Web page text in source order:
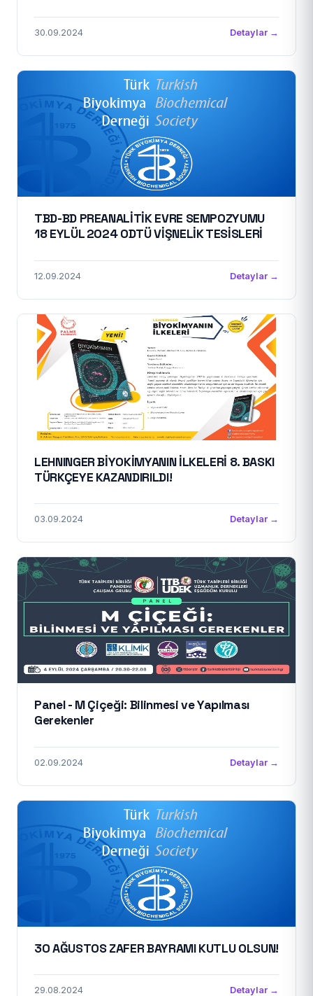
30.09.2024 Detaylar →
TBD-BD PREANALİTİK EVRE SEMPOZYUMU
18 EYLÜL 2024 ODTÜ VİŞNELİK TESİSLERİ
12.09.2024 Detaylar →
LEHNINGER BİYOKİMYANIN İLKELERİ 8. BASKI
TÜRKÇEYE KAZANDIRILDI!
03.09.2024 Detaylar →
Panel - M Çiçeği: Bilinmesi ve Yapılması
Gerekenler
02.09.2024 Detaylar →
30 AĞUSTOS ZAFER BAYRAMI KUTLU OLSUN!
29.08.2024 Detaylar →